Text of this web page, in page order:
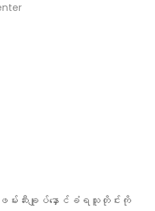
ဆီးချုပ်နှောင်ခံရသူတိုင်းကို